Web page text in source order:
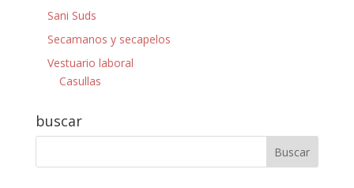
Sani Suds
Secamanos y secapelos
Vestuario laboral
Casullas
buscar